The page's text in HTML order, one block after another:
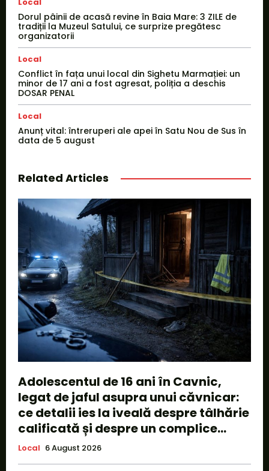
Local
Dorul pâinii de acasă revine în Baia Mare: 3 ZILE de
tradiții la Muzeul Satului, ce surprize pregătesc
organizatorii
Local
Conflict în fața unui local din Sighetu Marmației: un
minor de 17 ani a fost agresat, poliția a deschis
DOSAR PENAL
Local
Anunț vital: întreruperi ale apei în Satu Nou de Sus în
data de 5 august
Related Articles
Adolescentul de 16 ani în Cavnic,
legat de jaful asupra unui căvnicar:
ce detalii ies la iveală despre tâlhărie
calificată și despre un complice...
Local 6 August 2026